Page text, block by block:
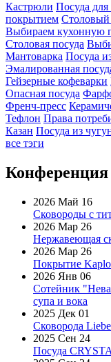
Кастрюли Посуда
покрытием Столовый
Выбираем кухонную
Столовая посуда
Мантоварка Посуда
Эмалированная
Гейзерные кофеварки
Опасная посуда
Френч-пресс
Тефлон Права
Казан Посуда из
все тэги
Конференция
2026 Май 16
Сковороды с
2026 Мар 26
Нержавеющая
2026 Мар 26
Покрытие
2026 Янв 06
Сотейник
супа и вока
2025 Дек 01
Сковорода
2025 Сен 24
Посуда